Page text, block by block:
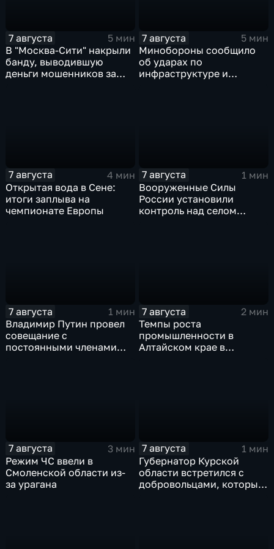
7 августа
5 мин
В "Москва‑Сити" накрыли
банду, выводившую
деньги мошенников за
7 августа
5 мин
Минобороны сообщило
об ударах по
инфраструктуре и
7 августа
4 мин
Открытая вода в Сене:
итоги заплыва на
чемпионате Европы
7 августа
1 мин
Вооруженные Силы
России установили
контроль над селом
7 августа
1 мин
Владимир Путин провел
совещание с
постоянными членами
7 августа
2 мин
Темпы роста
промышленности в
Алтайском крае в
7 августа
3 мин
Режим ЧС ввели в
Смоленской области из-
за урагана
7 августа
1 мин
Губернатор Курской
области встретился с
добровольцами, которые